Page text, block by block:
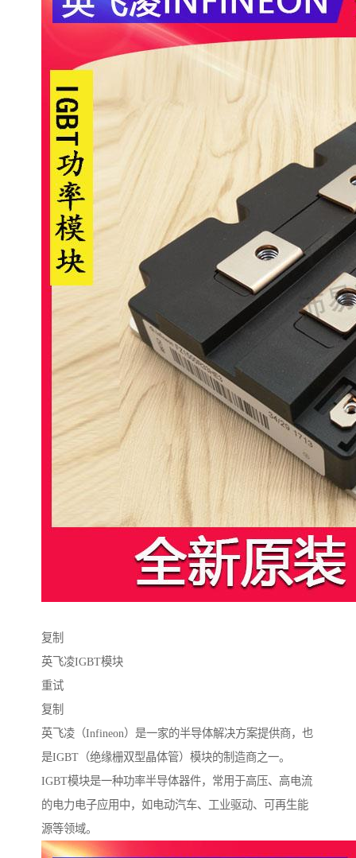
复制
英飞凌IGBT模块
重试
复制
英飞凌（Infineon）是一家的半导体解决方案提供商，也
是IGBT（绝缘栅双型晶体管）模块的制造商之一。
IGBT模块是一种功率半导体器件，常用于高压、高电流
的电力电子应用中，如电动汽车、工业驱动、可再生能
源等领域。